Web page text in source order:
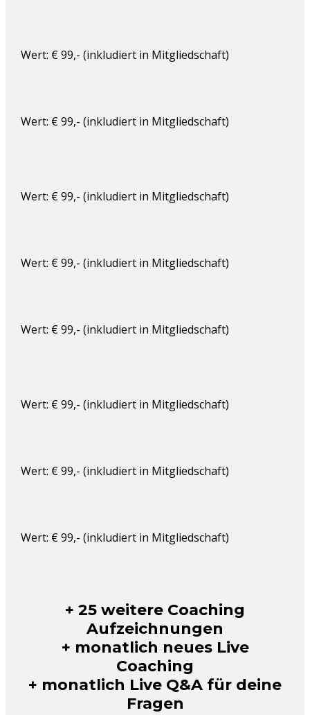
Wert: € 99,- (inkludiert in Mitgliedschaft)
Wert: € 99,- (inkludiert in Mitgliedschaft)
Wert: € 99,- (inkludiert in Mitgliedschaft)
Wert: € 99,- (inkludiert in Mitgliedschaft)
Wert: € 99,- (inkludiert in Mitgliedschaft)
Wert: € 99,- (inkludiert in Mitgliedschaft)
Wert: € 99,- (inkludiert in Mitgliedschaft)
Wert: € 99,- (inkludiert in Mitgliedschaft)
+ 25 weitere Coaching
Aufzeichnungen
+ monatlich neues Live
Coaching
+ monatlich Live Q&A für deine
Fragen